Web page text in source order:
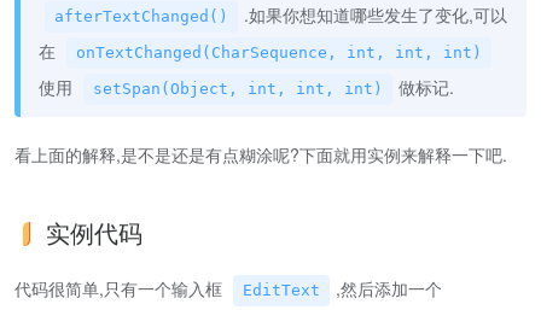
afterTextChanged()
.如果你想知道哪些发生了变化,可以
在
onTextChanged(CharSequence, int, int, int)
使用 setSpan(Object, int, int, int) 做标记.
看上面的解释,是不是还是有点糊涂呢?下面就用实例来解释一下吧.
实例代码
代码很简单,只有一个输入框 EditText ,然后添加一个